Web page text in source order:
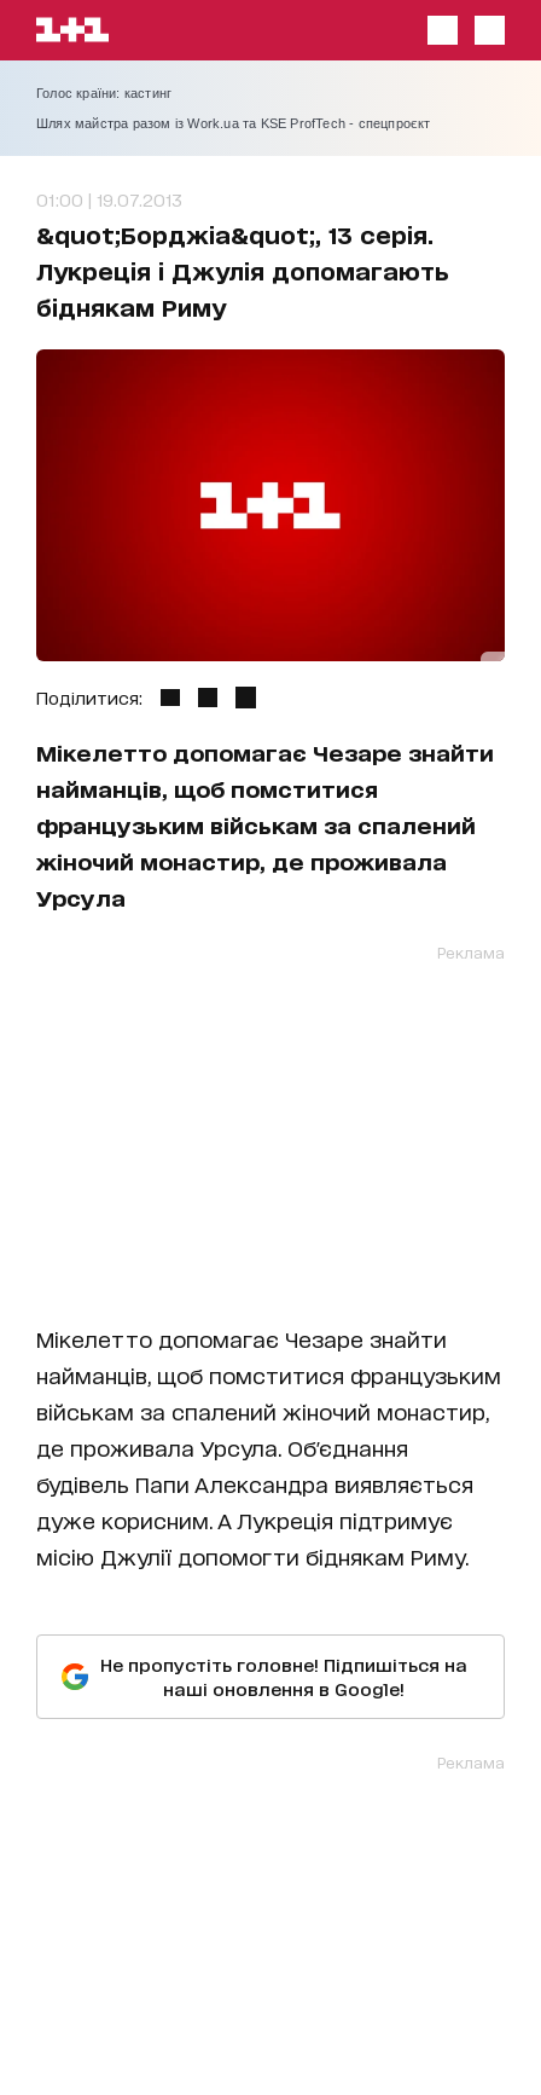
Голос країни: кастинг
Шлях майстра разом із Work.ua та KSE ProfTech - спецпроєкт
01:00 | 19.07.2013
&quot;Борджіа&quot;, 13 серія.
Лукреція і Джулія допомагають
біднякам Риму
Поділитися:
Мікелетто допомагає Чезаре знайти
найманців, щоб помститися
французьким військам за спалений
жіночий монастир, де проживала
Урсула
Реклама
Мікелетто допомагає Чезаре знайти
найманців, щоб помститися французьким
військам за спалений жіночий монастир,
де проживала Урсула. Об'єднання
будівель Папи Александра виявляється
дуже корисним. А Лукреція підтримує
місію Джулії допомогти біднякам Риму.
Не пропустіть головне! Підпишіться на
наші оновлення в Google!
Реклама